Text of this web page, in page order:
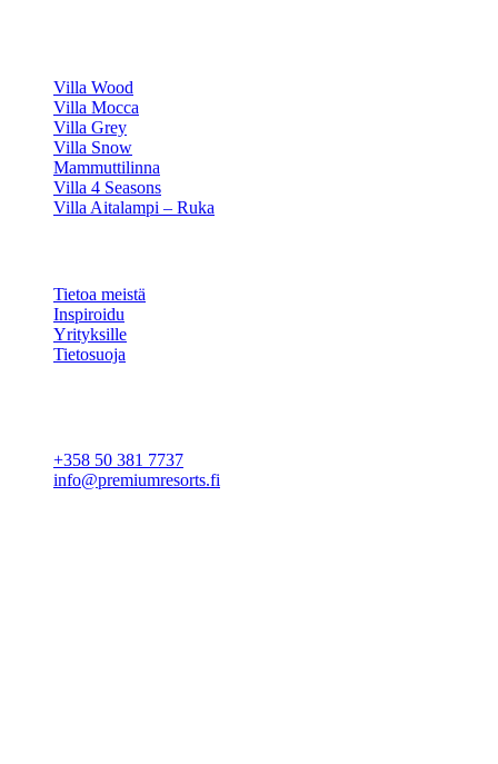
Villa Wood
Villa Mocca
Villa Grey
Villa Snow
Mammuttilinna
Villa 4 Seasons
Villa Aitalampi – Ruka
Tietoa meistä
Inspiroidu
Yrityksille
Tietosuoja
+358 50 381 7737
info@premiumresorts.fi